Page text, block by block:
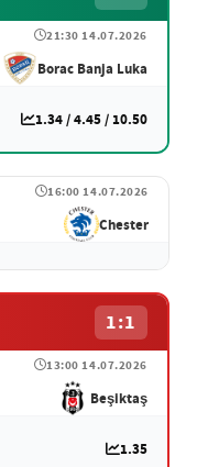
21:30 14.07.2026
Borac Banja Luka
1.34 / 4.45 / 10.50
16:00 14.07.2026
Chester
1:1
13:00 14.07.2026
Beşiktaş
1.35